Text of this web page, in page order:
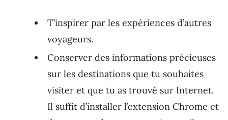
T’inspirer par les expériences d’autres
voyageurs.
Conserver des informations précieuses
sur les destinations que tu souhaites
visiter et que tu as trouvé sur Internet.
Il suffit d’installer l’extension Chrome et